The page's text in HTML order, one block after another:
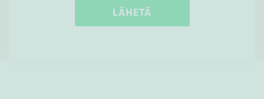
LÄHETÄ